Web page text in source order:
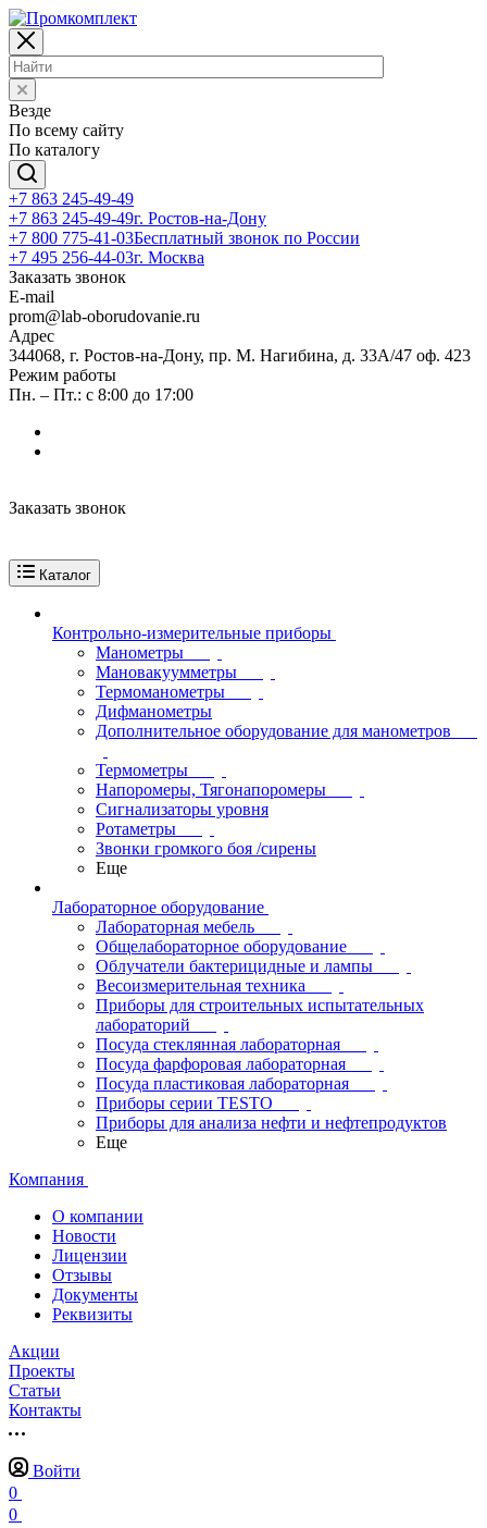
Везде
По всему сайту
По каталогу
+7 863 245-49-49
+7 863 245-49-49г. Ростов-на-Дону
+7 800 775-41-03Бесплатный звонок по России
+7 495 256-44-03г. Москва
Заказать звонок
E-mail
prom@lab-oborudovanie.ru
Адрес
344068, г. Ростов-на-Дону, пр. М. Нагибина, д. 33А/47 оф. 423
Режим работы
Пн. – Пт.: с 8:00 до 17:00
Заказать звонок
Каталог
Контрольно-измерительные приборы
Манометры
Мановакуумметры
Термоманометры
Дифманометры
Дополнительное оборудование для манометров
Термометры
Напоромеры, Тягонапоромеры
Сигнализаторы уровня
Ротаметры
Звонки громкого боя /сирены
Еще
Лабораторное оборудование
Лабораторная мебель
Общелабораторное оборудование
Облучатели бактерицидные и лампы
Весоизмерительная техника
Приборы для строительных испытательных
лабораторий
Посуда стеклянная лабораторная
Посуда фарфоровая лабораторная
Посуда пластиковая лабораторная
Приборы серии TESTO
Приборы для анализа нефти и нефтепродуктов
Еще
Компания
О компании
Новости
Лицензии
Отзывы
Документы
Реквизиты
Акции
Проекты
Статьи
Контакты
Войти
0
0